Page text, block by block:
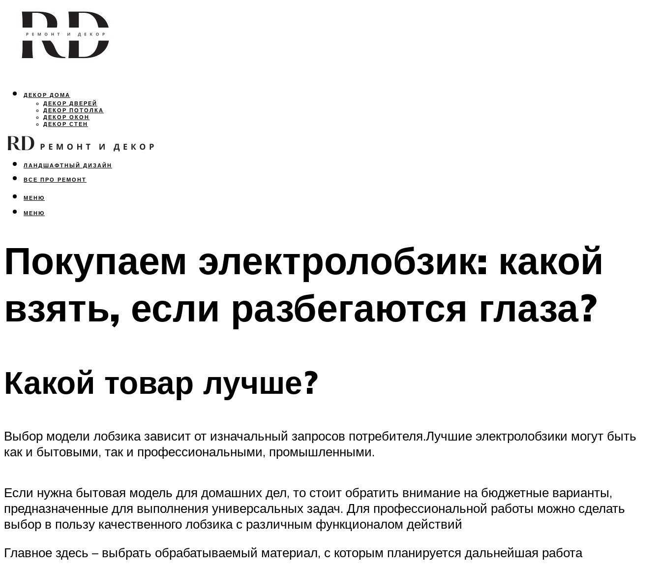
ДЕКОР ДОМА
ДЕКОР ДВЕРЕЙ
ДЕКОР ПОТОЛКА
ДЕКОР ОКОН
ДЕКОР СТЕН
ОСВЕЩЕНИЕ
ДИЗАЙН ИНТЕРЬЕРА
ЛАНДШАФТНЫЙ ДИЗАЙН
ВСЕ ПРО РЕМОНТ
МЕНЮ
МЕНЮ
Покупаем электролобзик: какой
взять, если разбегаются глаза?
Какой товар лучше?
Выбор модели лобзика зависит от изначальный запросов потребителя.Лучшие электролобзики могут быть
как и бытовыми, так и профессиональными, промышленными.
Если нужна бытовая модель для домашних дел, то стоит обратить внимание на бюджетные варианты,
предназначенные для выполнения универсальных задач. Для профессиональной работы можно сделать
выбор в пользу качественного лобзика с различным функционалом действий
Главное здесь – выбрать обрабатываемый материал, с которым планируется дальнейшая работа